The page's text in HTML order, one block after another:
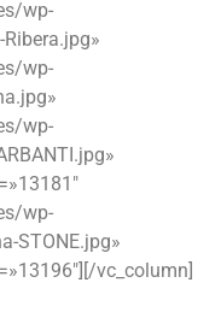
wp-
wp-
wp-
wp-
STONE.jpg»
vc_column]